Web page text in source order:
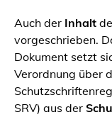
Auch der Inhalt
vorgeschrieben.
Dokument setzt
Verordnung über
SRV) aus der